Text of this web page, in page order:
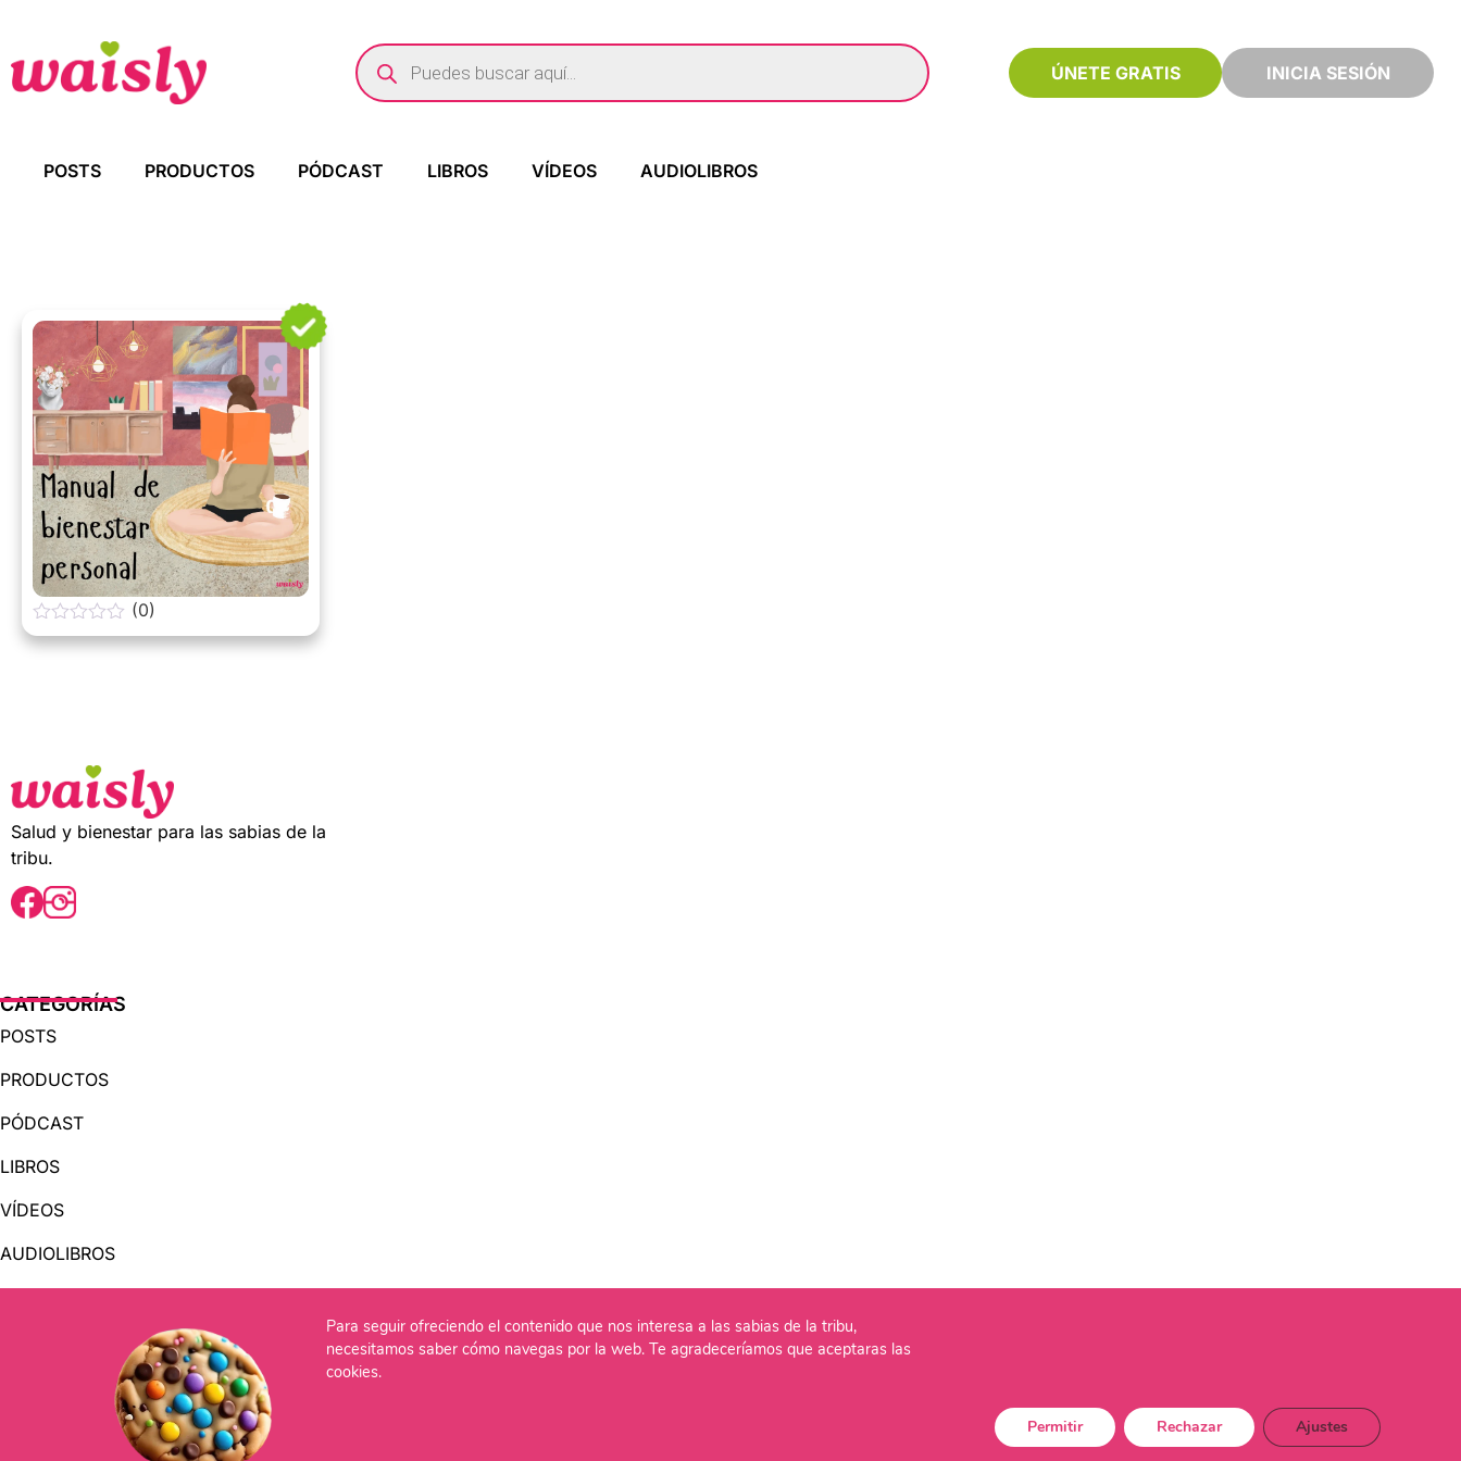
ÚNETE GRATIS INICIA SESIÓN
POSTS PRODUCTOS PÓDCAST LIBROS VÍDEOS AUDIOLIBROS
0
o
(0)
Salud y bienestar para las sabias de la
tribu.
CATEGORÍAS
POSTS
PRODUCTOS
PÓDCAST
LIBROS
VÍDEOS
AUDIOLIBROS
OTRAS PÁGINAS
QUIÉNES SOMOS
Para seguir ofreciendo el contenido que nos interesa a las sabias de la tribu,
necesitamos saber cómo navegas por la web. Te agradeceríamos que aceptaras las
cookies.
Permitir Rechazar Ajustes